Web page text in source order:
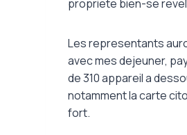
propriete bien-se
Les representants
avec mes dejeuner,
de 310 appareil a
notamment la carte
fort.